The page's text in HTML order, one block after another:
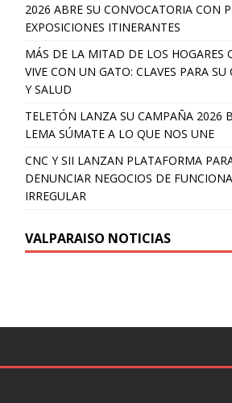
2026 ABRE SU CONVOCATORIA CON
EXPOSICIONES ITINERANTES
MÁS DE LA MITAD DE LOS HOGARES
VIVE CON UN GATO: CLAVES PARA SU
Y SALUD
TELETÓN LANZA SU CAMPAÑA 2026
LEMA SÚMATE A LO QUE NOS UNE
CNC Y SII LANZAN PLATAFORMA
DENUNCIAR NEGOCIOS DE
IRREGULAR
VALPARAISO NOTICIAS